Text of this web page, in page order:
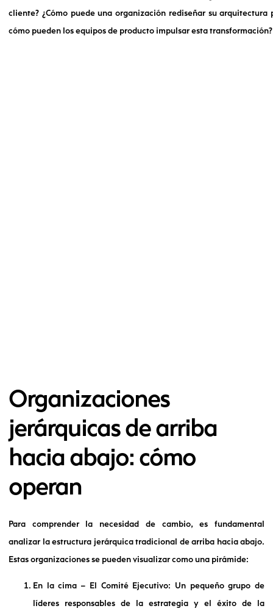
cliente? ¿Cómo puede una organización rediseñar su arquitectura
cómo pueden los equipos de producto impulsar esta transformación?
Organizaciones
jerárquicas de arriba
hacia abajo: cómo
operan
Para comprender la necesidad de cambio, es fundamental
analizar la estructura jerárquica tradicional de arriba hacia abajo.
Estas organizaciones se pueden visualizar como una pirámide:
En la cima – El Comité Ejecutivo: Un pequeño grupo de
líderes responsables de la estrategia y el éxito de la